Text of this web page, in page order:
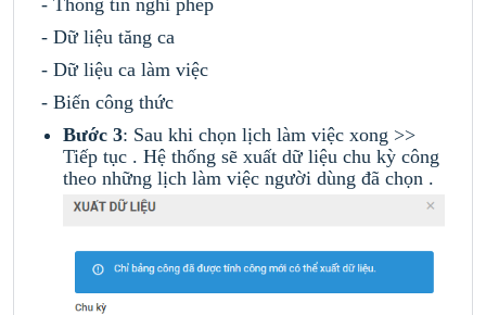
- Dữ liệu tăng ca
- Dữ liệu ca làm việc
- Biến công thức
Bước 3: Sau khi chọn lịch làm việc xong >>
Tiếp tục . Hệ thống sẽ xuất dữ liệu chu kỳ công
theo những lịch làm việc người dùng đã chọn .